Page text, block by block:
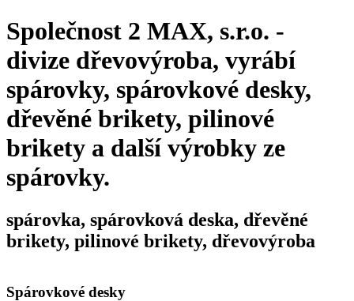
Společnost 2 MAX, s.r.o. -
divize dřevovýroba, vyrábí
spárovky, spárovkové desky,
dřevěné brikety, pilinové
brikety a další výrobky ze
spárovky.
spárovka, spárovková deska, dřevěné
brikety, pilinové brikety, dřevovýroba
Spárovkové desky